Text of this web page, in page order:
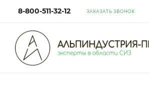
8-800-511-32-12 ЗАКАЗАТЬ ЗВОНОК